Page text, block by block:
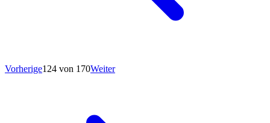
Vorherige124 von 170Weiter